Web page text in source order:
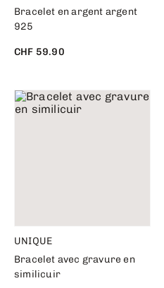
Bracelet en argent argent
925
CHF 59.90
UNIQUE
Bracelet avec gravure en
similicuir